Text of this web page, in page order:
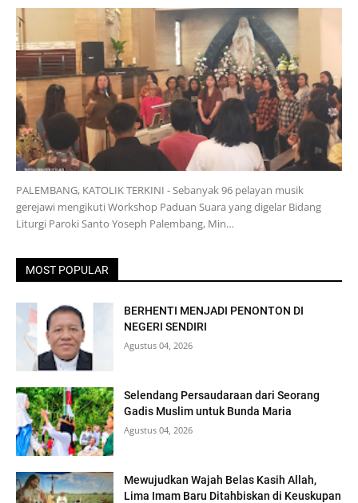
PALEMBANG, KATOLIK TERKINI - Sebanyak 96 pelayan musik
gerejawi mengikuti Workshop Paduan Suara yang digelar Bidang
Liturgi Paroki Santo Yoseph Palembang, Min…
MOST POPULAR
BERHENTI MENJADI PENONTON DI
NEGERI SENDIRI
Agustus 04, 2026
Selendang Persaudaraan dari Seorang
Gadis Muslim untuk Bunda Maria
Agustus 04, 2026
Mewujudkan Wajah Belas Kasih Allah,
Lima Imam Baru Ditahbiskan di Keuskupan